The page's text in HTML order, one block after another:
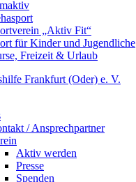
„Aktiv Fit“
für Kinder und Jugendliche
Freizeit & Urlaub
/ Ansprechpartner
Aktiv werden
Presse
Spenden